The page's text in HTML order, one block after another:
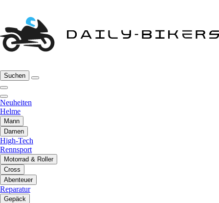
Suchen
Neuheiten
Helme
Mann
Damen
High-Tech
Rennsport
Motorrad & Roller
Cross
Abenteuer
Reparatur
Gepäck